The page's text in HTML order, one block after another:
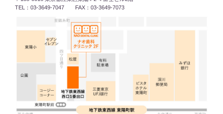
TEL：03-3649-7047 FAX：03-3649-7073